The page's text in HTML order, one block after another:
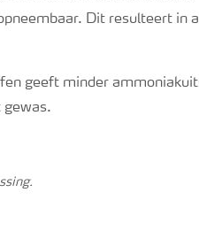
Dit resulteert in
geeft minder
gewas.